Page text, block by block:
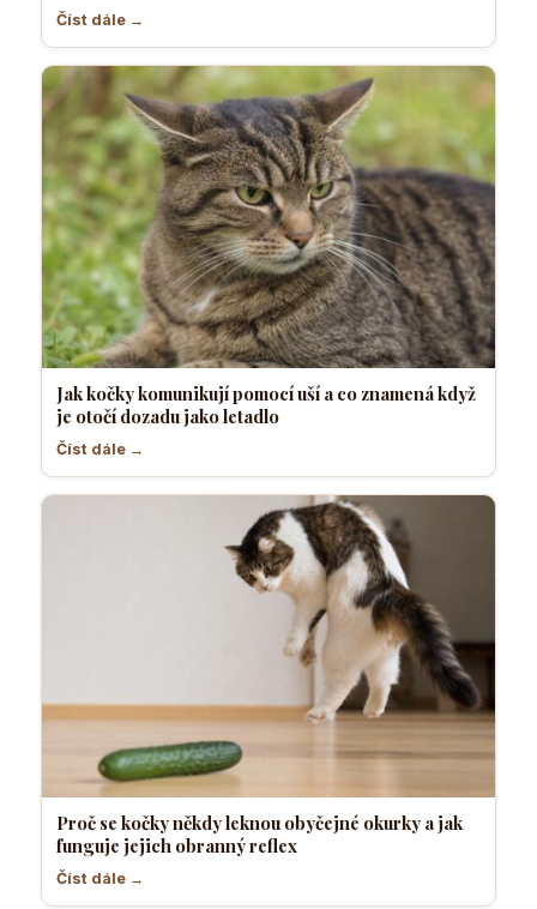
Číst dále →
Jak kočky komunikují pomocí uší a co znamená když
je otočí dozadu jako letadlo
Číst dále →
Proč se kočky někdy leknou obyčejné okurky a jak
funguje jejich obranný reflex
Číst dále →